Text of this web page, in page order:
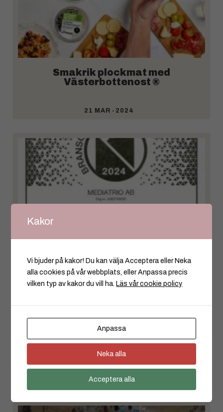
Smakrik plockmat med
Västerbottenost ®
21 MAR -2024
Branschvinnare 2024 –
MediaTrio AB
8 FEB -2024
Kakor
Vi bjuder på kakor! Du kan välja Acceptera eller Neka
alla cookies på vår webbplats, eller Anpassa precis
vilken typ av kakor du vill ha. Läs vår cookie policy
Anpassa
Neka alla
Acceptera alla